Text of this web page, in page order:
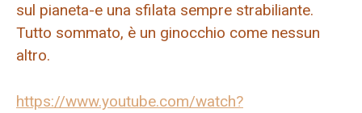
sul pianeta-e una sfilata sempre strabiliante.
Tutto sommato, è un ginocchio come nessun
altro.
https://www.youtube.com/watch?